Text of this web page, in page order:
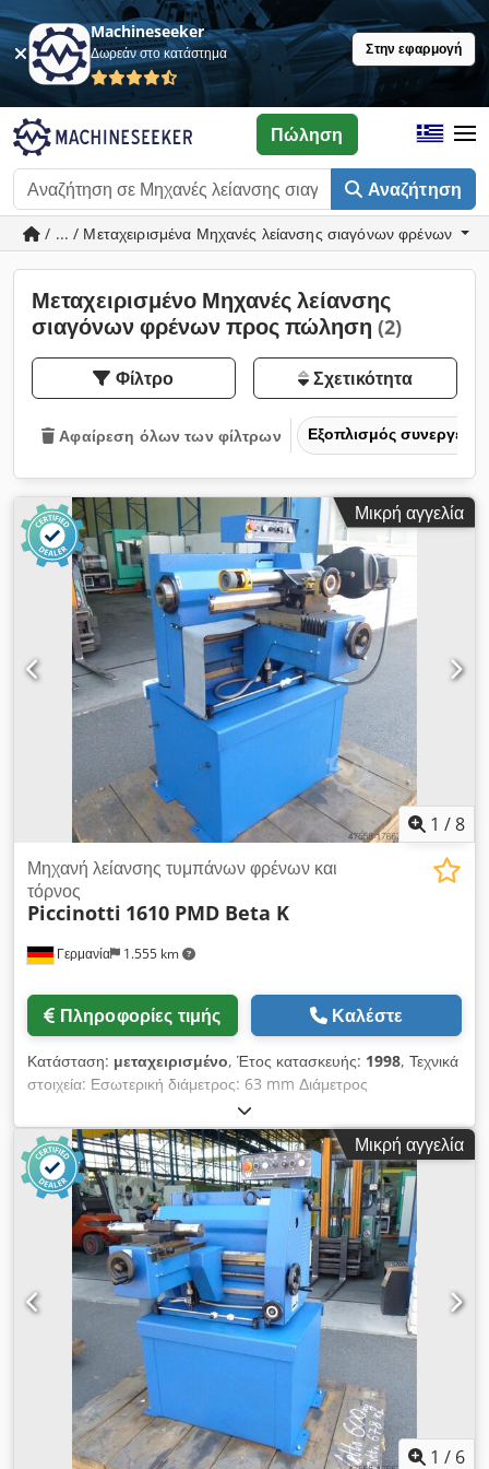
Machineseeker
Δωρεάν στο κατάστημα Στην εφαρμογή
Αναζήτηση
Πώληση
/ ... / Μεταχειρισμένα Μηχανές λείανσης σιαγόνων φρένων
Μεταχειρισμένο Μηχανές λείανσης
σιαγόνων φρένων προς πώληση (2)
Φίλτρο Σχετικότητα
Αφαίρεση όλων των φίλτρων Εξοπλισμός
Μικρή αγγελία
1 /8
Γερμανία 1.555 km
Μηχανή λείανσης τυμπάνων φρένων και
τόρνος
Piccinotti 1610 PMD Beta K
Πληροφορίες τιμής Καλέστε
Κατάσταση: μεταχειρισμένο, Έτος κατασκευής: 1998, Τεχνικά
στοιχεία: Εσωτερική διάμετρος: 63 mm Διάμετρος
περιστροφής: 800 - 320 mm Βάθος λείανσης: 380 mm
Djdpfju Ngaujx Adteck Διαστάσεις τροχού λείανσης: Ø 65 x
25 mm (δισκοειδής τροχός) Προώθηση: 0,05 - 0,40 στρ./λεπτό
/ 8 βήματα στρ./λεπτό Συνολική ισχύς: περ. 1,1 kW Βάρος
περ.: 1060 kg Διαστάσεις μηχανήματος περ. ΜxΠxΥ: 1,1 x 1,1
x 1,4 m Τόρνος και μηχάνημα λείανσης τύμπανων και δίσκων
φρένων - Μέγ./ελάχ. Ø τόρνευσης και λείανσης: 800 / 320 mm
- Στήριγμα τύμπανου φρένου: 63 mm, διαδρομή προύσας 120
mm - Συρόμενο τραπέζι: διαδρομή κατά μήκος 380 mm,
διαδρομή εγκάρσια 200 mm - Τραπέζι λείανσης: εγκάρσια
ρύθμιση 60 mm· κινητήρας = 3410 στρ./λεπτό - Λειτουργία
μέσω πίνακα ελέγχου
Μικρή αγγελία
1 / 6